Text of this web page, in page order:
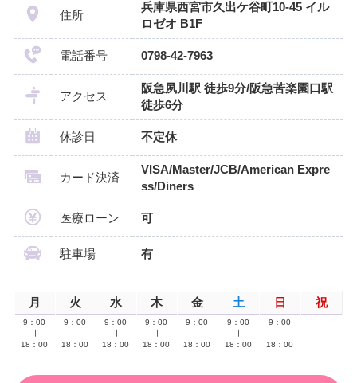
住所
兵庫県西宮市久出ケ谷町10-45 イル
ロゼオ B1F
電話番号 0798-42-7963
アクセス
阪急夙川駅 徒歩9分/阪急苦楽園口駅
徒歩6分
休診日 不定休
カード決済
VISA/Master/JCB/American Expre
ss/Diners
医療ローン 可
駐車場 有
月 火 水 木 金 土 日 祝
9：00
18：00
9：00
18：00
9：00
18：00
9：00
18：00
9：00
18：00
9：00
18：00
9：00
18：00
–